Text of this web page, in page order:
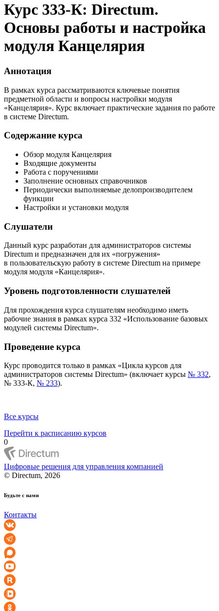
Курс 333-К: Directum.
Основы работы и настройка
модуля Канцелярия
Аннотация
В рамках курса рассматриваются ключевые понятия
предметной области и вопросы настройки модуля
«Канцелярия». Курс включает практические задания по работе
в системе Directum.
Содержание курса
Обзор модуля Канцелярия
Входящие документы
Работа с поручениями
Заполнение основных справочников
Периодически выполняемые делопроизводителем
функции
Настройки и установки модуля
Слушатели
Данный курс разработан для администраторов системы
Directum и предназначен для их «погружения»
в пользовательскую работу в системе Directum на примере
модуля модуля «Канцелярия».
Уровень подготовленности слушателей
Для прохождения курса слушателям необходимо иметь
рабочие знания в рамках курса 332 «Использование базовых
модулей системы Directum».
Проведение курса
Курс проводится только в рамках «Цикла курсов для
администраторов системы Directum» (включает курсы № 332,
№ 333-К, № 233).
Все курсы
Перейти к расписанию курсов
0
Цифровые решения для управления компанией
© Directum, 2026
Будьте с нами
Контакты